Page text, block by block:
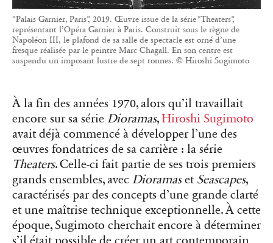
“Palais Garnier, Paris”, 2019. Œuvre issue de la série “Theaters”,
représentant l’Opéra Garnier à Paris. Construit sous le règne de
Napoléon III, le plafond de sa salle de spectacle est orné d’une
fresque réalisée par le peintre Marc Chagall. En son centre est
suspendu un imposant lustre de sept tonnes. © Hiroshi Sugimoto
À la fin des années 1970, alors qu’il travaillait
encore sur sa série Dioramas, Hiroshi Sugimoto
avait déjà commencé à développer l’une des
œuvres fondatrices de sa carrière : la série
Theaters. Celle-ci fait partie de ses trois premiers
grands ensembles, avec Dioramaset Seascapes,
caractérisés par des concepts d’une grande clarté
et une maîtrise technique exceptionnelle. À cette
époque, Sugimoto cherchait encore à déterminer